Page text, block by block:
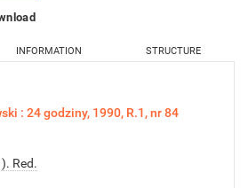
INFORMATION STRUCTURE
: 24 godziny, 1990, R.1, nr 84
Red.